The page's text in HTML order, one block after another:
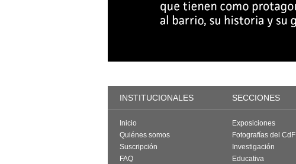
INSTITUCIONALES SECCIONES
Inicio
Quiénes somos
Suscripción
FAQ
Exposiciones
Fotografías del CdF
Investigación
Educativa